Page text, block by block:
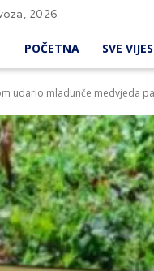
2026
POČETNA SVE
udario mladunče medvjeda